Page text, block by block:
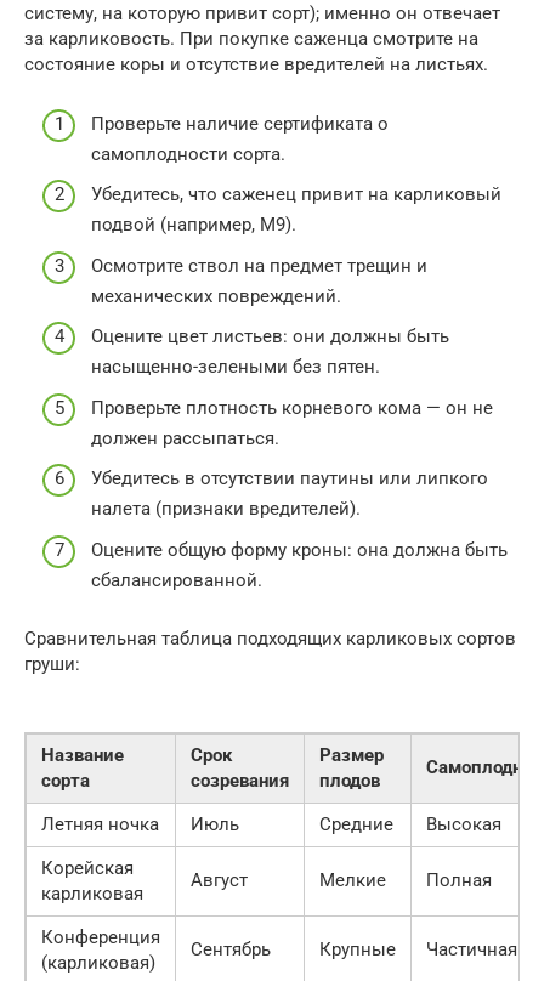
систему, на которую привит сорт); именно он отвечает
за карликовость. При покупке саженца смотрите на
состояние коры и отсутствие вредителей на листьях.
Проверьте наличие сертификата о
самоплодности сорта.
Убедитесь, что саженец привит на карликовый
подвой (например, M9).
Осмотрите ствол на предмет трещин и
механических повреждений.
Оцените цвет листьев: они должны быть
насыщенно-зелеными без пятен.
Проверьте плотность корневого кома — он не
должен рассыпаться.
Убедитесь в отсутствии паутины или липкого
налета (признаки вредителей).
Оцените общую форму кроны: она должна быть
сбалансированной.
Сравнительная таблица подходящих карликовых сортов
груши:
Название
сорта
Срок
созревания
Размер
плодов
Летняя ночка Июль Средние
Высокая
Корейская
карликовая
Август Мелкие Полная
Конференция
(карликовая)
Сентябрь Крупные Частичная